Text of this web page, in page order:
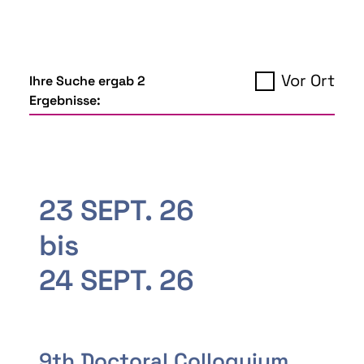
Ihre Suche ergab 2
Ergebnisse:
Vor Ort
23 SEPT. 26
bis
24 SEPT. 26